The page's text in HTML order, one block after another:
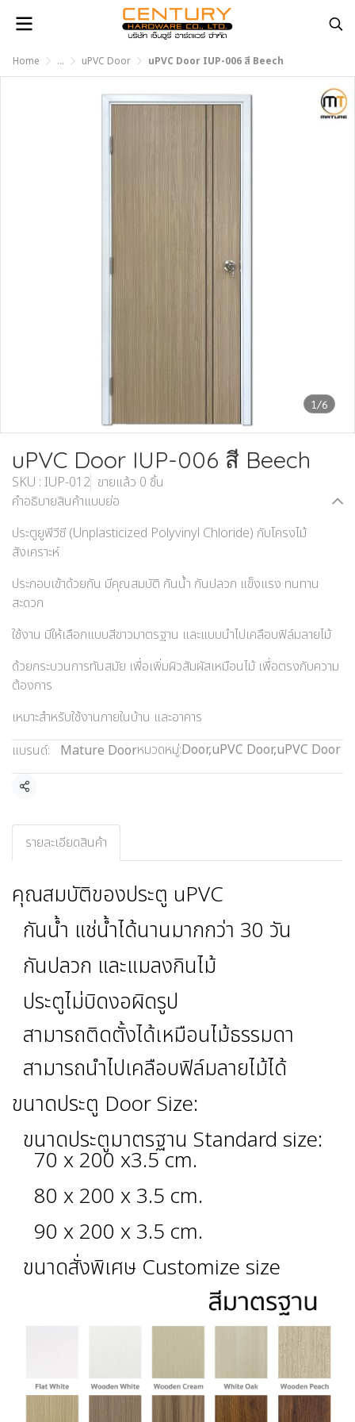
Home ... uPVC Door uPVC Door IUP-006 สี Beech
1/6
uPVC Door IUP-006 สี Beech
SKU : IUP-012 ขายแล้ว 0 ชิ้น
คำอธิบายสินค้าแบบย่อ
ประตูยูพีวีซี (Unplasticized Polyvinyl Chloride) กับโครงไม้
สังเคราะห์
ประกอบเข้าด้วยกัน มีคุณสมบัติ กันน้ำ กันปลวก แข็งแรง ทนทาน
สะดวก
ใช้งาน มีให้เลือกแบบสีขาวมาตรฐาน และแบบนำไปเคลือบฟิล์มลายไม้
ด้วยกระบวนการทันสมัย เพื่อเพิ่มผิวสัมผัสเหมือนไม้ เพื่อตรงกับความ
ต้องการ
เหมาะสำหรับใช้งานภายในบ้าน และอาคาร
แบรนด์:
Mature Doorหมวดหมู่:Door,uPVC Door,uPVC Door
แชร์
รายละเอียดสินค้า
คุณสมบัติของประตู uPVC
กันน้ำ แช่น้ำได้นานมากกว่า 30 วัน
กันปลวก และแมลงกินไม้
ประตูไม่บิดงอผิดรูป
สามารถติดตั้งได้เหมือนไม้ธรรมดา
สามารถนำไปเคลือบฟิล์มลายไม้ได้
ขนาดประตู Door Size:
ขนาดประตูมาตรฐาน Standard size:
70 x 200 x3.5 cm.
80 x 200 x 3.5 cm.
90 x 200 x 3.5 cm.
ขนาดสั่งพิเศษ Customize size